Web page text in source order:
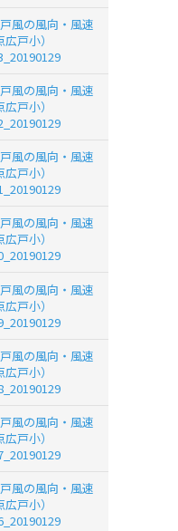
風の風向・風速
広戸小）
風の風向・風速
広戸小）
風の風向・風速
広戸小）
風の風向・風速
広戸小）
風の風向・風速
広戸小）
風の風向・風速
広戸小）
風の風向・風速
広戸小）
風の風向・風速
広戸小）